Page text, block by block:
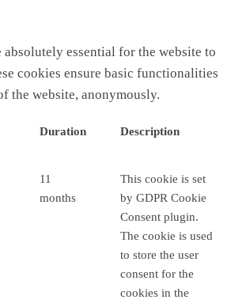
absolutely essential for the website to
cookies ensure basic functionalities
the website, anonymously.
Duration Description
11
months
This cookie is set
by GDPR Cookie
Consent plugin.
The cookie is used
to store the user
consent for the
cookies in the